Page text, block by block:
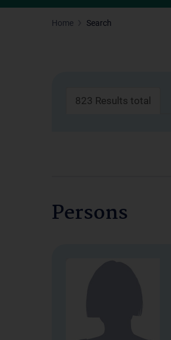
Home Search
823 Results total
Persons